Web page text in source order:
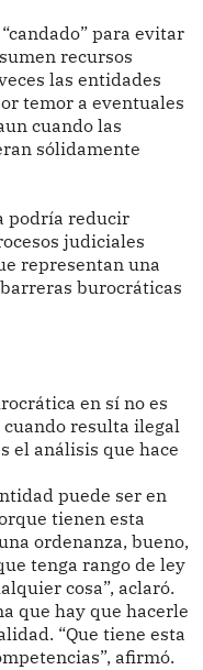
para evitar
recursos
las entidades
temor a eventuales
cuando las
sólidamente
podría reducir
judiciales
representan una
burocráticas
en sí no es
resulta ilegal
el análisis que hace
puede ser en
tienen esta
ordenanza, bueno,
tenga rango de ley
cosa”, aclaró.
que hay que hacerle
“Que tiene esta
afirmó.